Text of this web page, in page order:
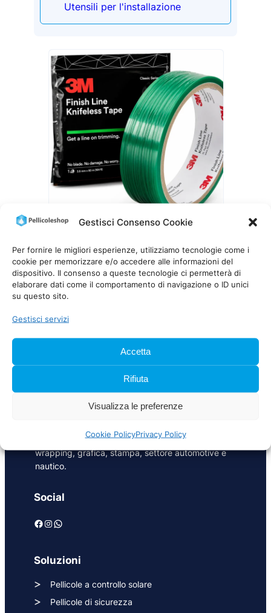
Gestisci Consenso Cookie
Per fornire le migliori esperienze, utilizziamo tecnologie come i
cookie per memorizzare e/o accedere alle informazioni del
dispositivo. Il consenso a queste tecnologie ci permetterà di
elaborare dati come il comportamento di navigazione o ID unici
su questo sito.
Gestisci servizi
Accetta
Rifiuta
Visualizza le preferenze
Cookie PolicyPrivacy Policy
Utensili per l'installazione
19,00€–55,00€Fascia
di
prezzo:
55,00 €
IVA inclusa
riqualificazione in ambito energetico e di sicurezza
adesive per interior design, exterior design,
wrapping, grafica, stampa, settore automotive e
nautico.
Social
Facebook Instagram WhatsApp
Soluzioni
Pellicole a controllo solare
Pellicole di sicurezza